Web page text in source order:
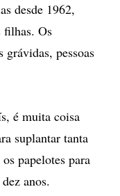
desde 1962,
filhas. Os
grávidas, pessoas
é muita coisa
suplantar tanta
papelotes para
anos.